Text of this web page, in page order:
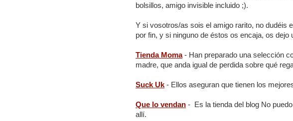
bolsillos, amigo invisible incluido ;).
Y si vosotros/as sois el amigo rarito, no dudéis
por fin, y si ninguno de éstos os encaja, os
Tienda Moma- Han preparado una selección
madre, que anda igual de perdida sobre qué
Suck Uk - Ellos aseguran que tienen los
Que lo vendan - Es la tienda del blog No
allí.